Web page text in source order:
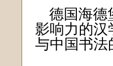
德国海德
影响力的汉
与中国书